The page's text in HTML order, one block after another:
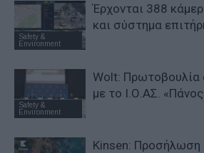
Safety &
Environment
Έρχονται 388
και σύστημα
Safety &
Environment
Wolt: Πρωτοβουλία
με το Ι.Ο.ΑΣ.
Kinsen: Προσήλωση